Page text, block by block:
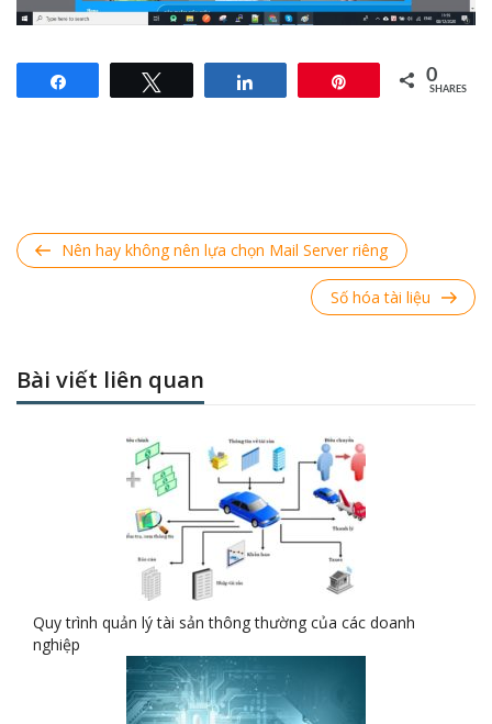
0
SHARES
Previous
Post
Nên hay không nên lựa chọn Mail Server riêng
Next
Post
Số hóa tài liệu
Bài viết liên quan
Quy trình quản lý tài sản thông thường của các doanh
nghiệp